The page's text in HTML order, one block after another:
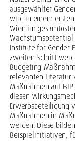
ausgewählter
wird in einem
Wien im
Wachstumspotential
Institute for Gender
zweiten Schritt
Budgeting-
relevanten Literatur
Maßnahmen auf
diesen
Erwerbsbeteiligung
Maßnahmen in
werden. Diese
Beispielinitiativen,